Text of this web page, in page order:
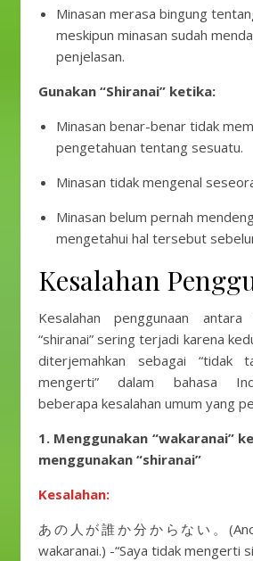
Minasan merasa bingung
meskipun minasan sudah
penjelasan.
Gunakan “Shiranai” ketika:
Minasan benar-benar tidak
pengetahuan tentang sesuatu.
Minasan tidak mengenal
Minasan belum pernah
mengetahui hal tersebut
Kesalahan
Kesalahan penggunaan antara
“shiranai” sering terjadi karena
diterjemahkan sebagai “tidak
mengerti” dalam bahasa
beberapa kesalahan umum yang
1. Menggunakan “wakaranai”
menggunakan “shiranai”
Kesalahan:
あの人が誰か分からない。
wakaranai.) -“Saya tidak mengerti